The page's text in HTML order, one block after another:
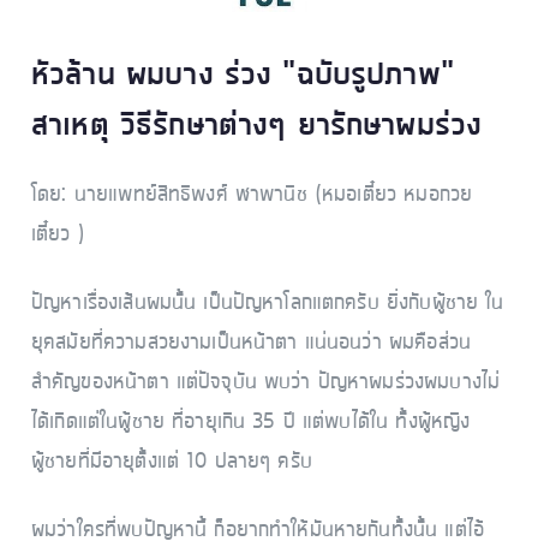
หัวล้าน ผมบาง ร่วง “ฉบับรูปภาพ”
สาเหตุ วิธีรักษาต่างๆ ยารักษาผมร่วง
โดย: นายแพทย์สิทธิพงศ์ ฬาพานิช (หมอเตี๋ยว หมอกวย
เตี๋ยว )
ปัญหาเรื่องเส้นผมนั้น เป็นปัญหาโลกแตกครับ ยิ่งกับผู้ชาย ใน
ยุคสมัยที่ความสวยงามเป็นหน้าตา แน่นอนว่า ผมคือส่วน
สำคัญของหน้าตา แต่ปัจจุบัน พบว่า ปัญหาผมร่วงผมบางไม่
ได้เกิดแต่ในผู้ชาย ที่อายุเกิน 35 ปี แต่พบได้ใน ทั้งผู้หญิง
ผู้ชายที่มีอายุตั้งแต่ 10 ปลายๆ ครับ
ผมว่าใครที่พบปัญหานี้ ก็อยากทำให้มันหายกันทั้งนั้น แต่ไอ้